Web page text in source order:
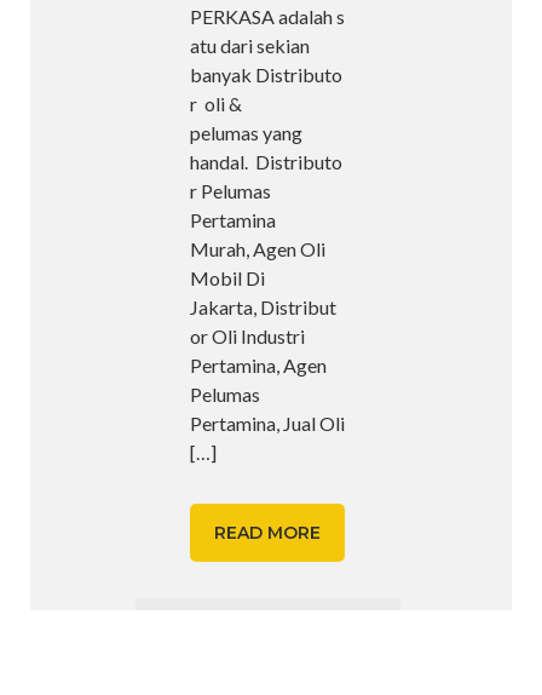
PERKASA adalah s
atu dari sekian
banyak Distributo
r oli &
pelumas yang
handal. Distributo
r Pelumas
Pertamina
Murah, Agen Oli
Mobil Di
Jakarta, Distribut
or Oli Industri
Pertamina, Agen
Pelumas
Pertamina, Jual Oli
[…]
READ MORE